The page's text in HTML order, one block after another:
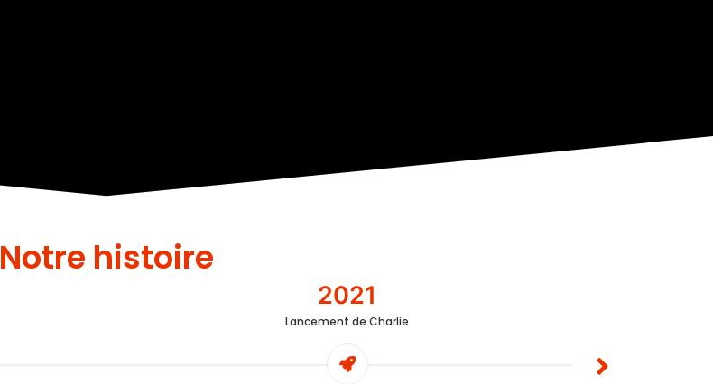
Notre histoire
2021
Lancement de Charlie